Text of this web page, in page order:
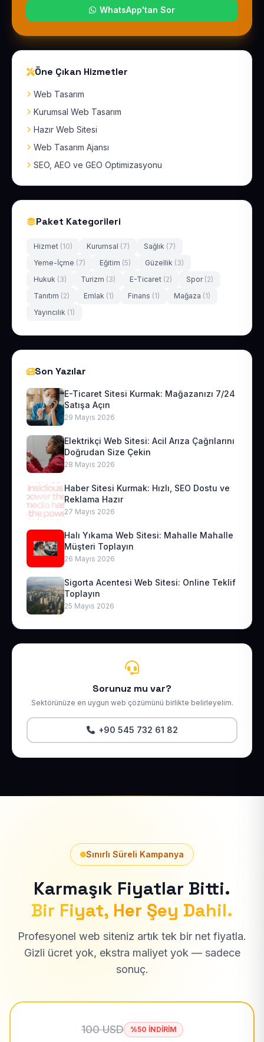
WhatsApp'tan Sor
Öne Çıkan Hizmetler
Web Tasarım
Kurumsal Web Tasarım
Hazır Web Sitesi
Web Tasarım Ajansı
SEO, AEO ve GEO Optimizasyonu
Paket Kategorileri
Hizmet (10) Kurumsal (7) Sağlık (7)
Yeme-İçme (7) Eğitim (5) Güzellik (3)
Hukuk (3) Turizm (3) E-Ticaret (2) Spor (2)
Tanıtım (2) Emlak (1) Finans (1) Mağaza (1)
Yayıncılık (1)
Son Yazılar
E-Ticaret Sitesi Kurmak: Mağazanızı 7/24
Satışa Açın
29 Mayıs 2026
Elektrikçi Web Sitesi: Acil Arıza Çağrılarını
Doğrudan Size Çekin
28 Mayıs 2026
Haber Sitesi Kurmak: Hızlı, SEO Dostu ve
Reklama Hazır
27 Mayıs 2026
Halı Yıkama Web Sitesi: Mahalle Mahalle
Müşteri Toplayın
26 Mayıs 2026
Sigorta Acentesi Web Sitesi: Online Teklif
Toplayın
25 Mayıs 2026
Sorunuz mu var?
Sektörünüze en uygun web çözümünü birlikte belirleyelim.
+90 545 732 61 82
Sınırlı Süreli Kampanya
Karmaşık Fiyatlar Bitti.
Bir Fiyat, Her Şey Dahil.
Profesyonel web siteniz artık tek bir net fiyatla.
Gizli ücret yok, ekstra maliyet yok — sadece
sonuç.
100 USD %50 İNDİRİM